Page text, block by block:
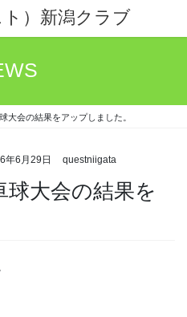
）新潟クラブ
大会の結果をアップしました。
年6月29日 questniigata
大会の結果を